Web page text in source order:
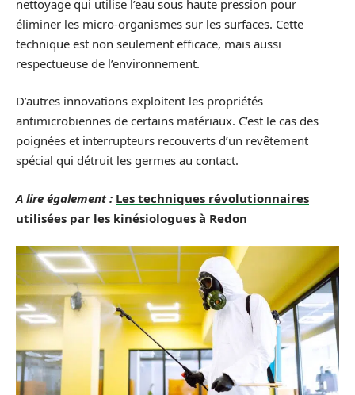
nettoyage qui utilise l’eau sous haute pression pour
éliminer les micro-organismes sur les surfaces. Cette
technique est non seulement efficace, mais aussi
respectueuse de l’environnement.
D’autres innovations exploitent les propriétés
antimicrobiennes de certains matériaux. C’est le cas des
poignées et interrupteurs recouverts d’un revêtement
spécial qui détruit les germes au contact.
A lire également : Les techniques révolutionnaires
utilisées par les kinésiologues à Redon